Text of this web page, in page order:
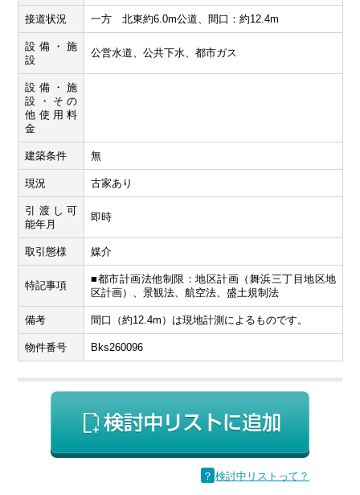
接道状況 一方 北東約6.0m公道、間口：約12.4m
設備・施
設
公営水道、公共下水、都市ガス
設備・施
設・その
他使用料
金
建築条件 無
現況 古家あり
引渡し可
能年月
即時
取引態様 媒介
特記事項
■都市計画法他制限：地区計画（舞浜三丁目地区地
区計画）、景観法、航空法、盛土規制法
備考 間口（約12.4m）は現地計測によるものです。
物件番号 Bks260096
？ 検討中リストって？